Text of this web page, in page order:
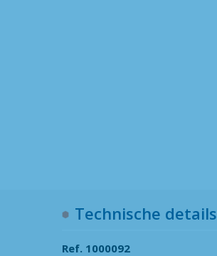
Technische details
Ref. 1000092